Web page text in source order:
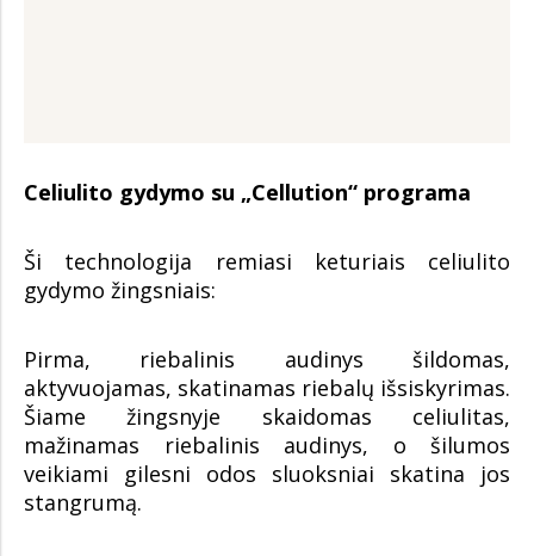
Celiulito gydymo su „Cellution“ programa
Ši technologija remiasi keturiais celiulito
gydymo žingsniais:
Pirma, riebalinis audinys šildomas,
aktyvuojamas, skatinamas riebalų išsiskyrimas.
Šiame žingsnyje skaidomas celiulitas,
mažinamas riebalinis audinys, o šilumos
veikiami gilesni odos sluoksniai skatina jos
stangrumą.